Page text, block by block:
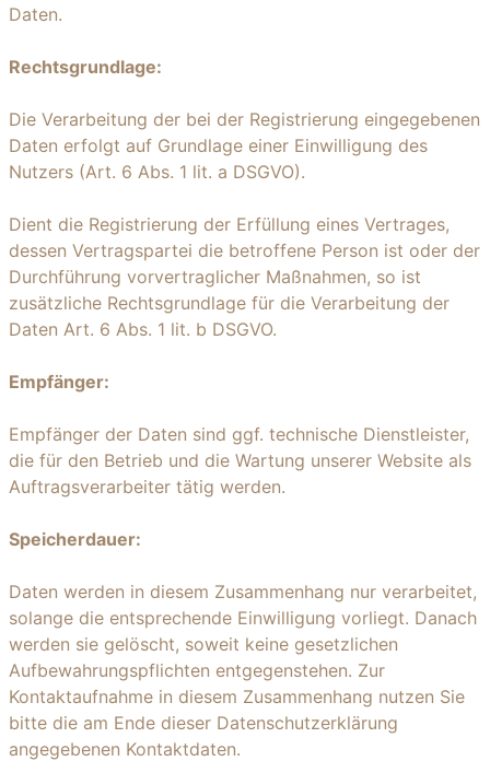
Daten.
Rechtsgrundlage:
Die Verarbeitung der bei der Registrierung eingegebenen
Daten erfolgt auf Grundlage einer Einwilligung des
Nutzers (Art. 6 Abs. 1 lit. a DSGVO).
Dient die Registrierung der Erfüllung eines Vertrages,
dessen Vertragspartei die betroffene Person ist oder der
Durchführung vorvertraglicher Maßnahmen, so ist
zusätzliche Rechtsgrundlage für die Verarbeitung der
Daten Art. 6 Abs. 1 lit. b DSGVO.
Empfänger:
Empfänger der Daten sind ggf. technische Dienstleister,
die für den Betrieb und die Wartung unserer Website als
Auftragsverarbeiter tätig werden.
Speicherdauer:
Daten werden in diesem Zusammenhang nur verarbeitet,
solange die entsprechende Einwilligung vorliegt. Danach
werden sie gelöscht, soweit keine gesetzlichen
Aufbewahrungspflichten entgegenstehen. Zur
Kontaktaufnahme in diesem Zusammenhang nutzen Sie
bitte die am Ende dieser Datenschutzerklärung
angegebenen Kontaktdaten.